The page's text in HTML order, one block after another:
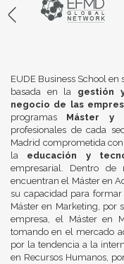
EUDE Business School
basada en la gestión
negocio de las
programas Máster y
profesionales de cada
Madrid comprometida
la educación y
empresarial. Dentro de
encuentran el Máster en
su capacidad para
Máster en Marketing, por
empresa, el Máster en
tomando en el mercado
por la tendencia a la
en Recursos Humanos,